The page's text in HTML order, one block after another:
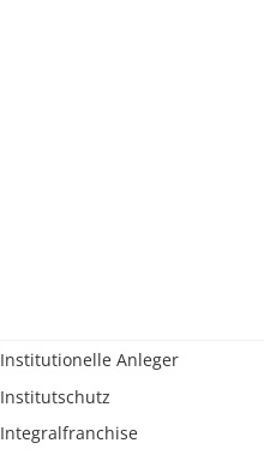
Institutionelle Anleger
Institutschutz
Integralfranchise